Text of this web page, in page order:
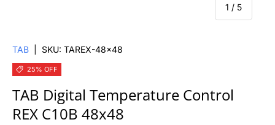
1 / of
5
TAB SKU: TAREX-48x48
25% OFF
TAB Digital Temperature Control
REX C10B 48x48